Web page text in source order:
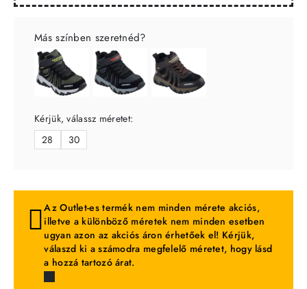
Más színben szeretnéd?
Kérjük, válassz méretet:
28
30
Az Outlet-es termék nem minden mérete akciós,
illetve a különböző méretek nem minden esetben
ugyan azon az akciós áron érhetőek el! Kérjük,
válaszd ki a számodra megfelelő méretet, hogy lásd
a hozzá tartozó árat.